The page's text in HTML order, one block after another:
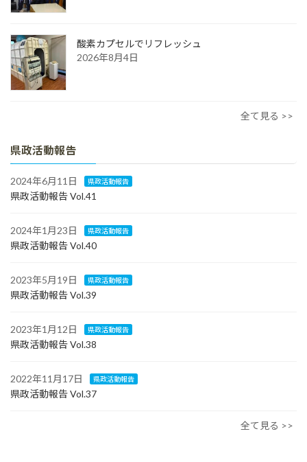
酸素カプセルでリフレッシュ
2026年8月4日
全て見る >>
県政活動報告
2024年6月11日 県政活動報告
県政活動報告 Vol.41
2024年1月23日 県政活動報告
県政活動報告 Vol.40
2023年5月19日 県政活動報告
県政活動報告 Vol.39
2023年1月12日 県政活動報告
県政活動報告 Vol.38
2022年11月17日 県政活動報告
県政活動報告 Vol.37
全て見る >>